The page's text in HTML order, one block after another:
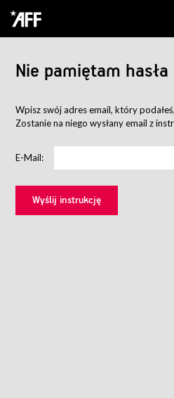
Nie pamiętam hasła
Wpisz swój adres email, który
Zostanie na niego wysłany email z
E-Mail: